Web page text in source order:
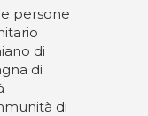
persone
di
di
di